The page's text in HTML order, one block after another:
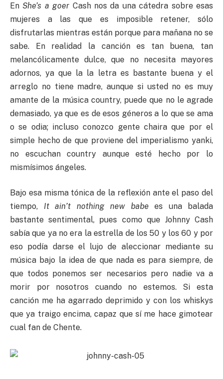
En She’s a goer Cash nos da una cátedra sobre esas
mujeres a las que es imposible retener, sólo
disfrutarlas mientras están porque para mañana no se
sabe. En realidad la canción es tan buena, tan
melancólicamente dulce, que no necesita mayores
adornos, ya que la la letra es bastante buena y el
arreglo no tiene madre, aunque si usted no es muy
amante de la música country, puede que no le agrade
demasiado, ya que es de esos géneros a lo que se ama
o se odia; incluso conozco gente chaira que por el
simple hecho de que proviene del imperialismo yanki,
no escuchan country aunque esté hecho por lo
mismísimos ángeles.
Bajo esa misma tónica de la reflexión ante el paso del
tiempo, It ain’t nothing new babe es una balada
bastante sentimental, pues como que Johnny Cash
sabía que ya no era la estrella de los 50 y los 60 y por
eso podía darse el lujo de aleccionar mediante su
música bajo la idea de que nada es para siempre, de
que todos ponemos ser necesarios pero nadie va a
morir por nosotros cuando no estemos. Si esta
canción me ha agarrado deprimido y con los whiskys
que ya traigo encima, capaz que sí me hace gimotear
cual fan de Chente.